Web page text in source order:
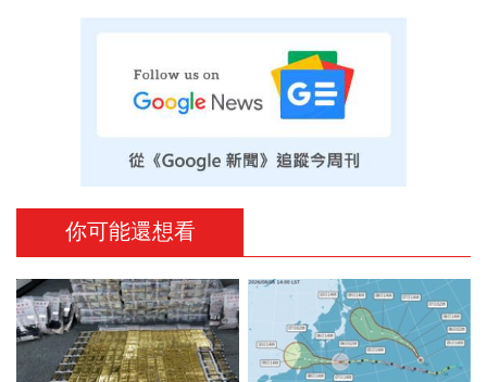
你可能還想看